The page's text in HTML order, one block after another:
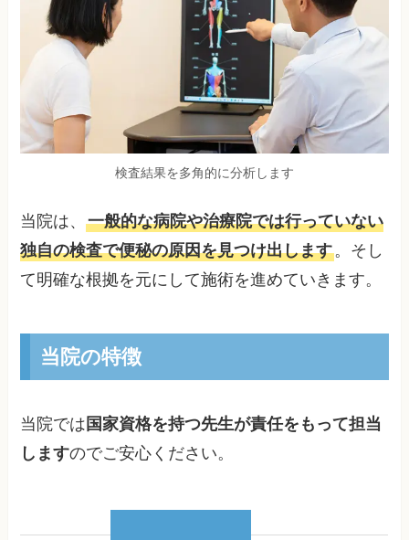
検査結果を多角的に分析します
当院は、一般的な病院や治療院では行っていない
独自の検査で便秘の原因を見つけ出します。そし
て明確な根拠を元にして施術を進めていきます。
当院の特徴
当院では 国家資格を持つ先生が責任をもって担当
しますのでご安心ください。